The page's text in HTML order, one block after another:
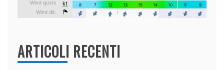
ARTICOLI RECENTI